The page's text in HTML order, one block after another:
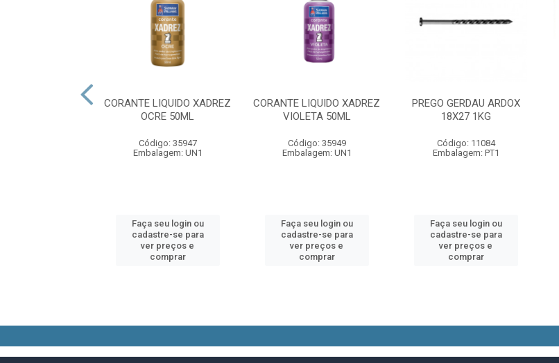
CORANTE LIQUIDO XADREZ
OCRE 50ML
Código: 35947
Embalagem: UN1
Faça seu login ou
cadastre-se para
ver preços e
comprar
CORANTE LIQUIDO XADREZ
VIOLETA 50ML
Código: 35949
Embalagem: UN1
Faça seu login ou
cadastre-se para
ver preços e
comprar
PREGO GERDAU ARDOX
18X27 1KG
Código: 11084
Embalagem: PT1
Faça seu login ou
cadastre-se para
ver preços e
comprar